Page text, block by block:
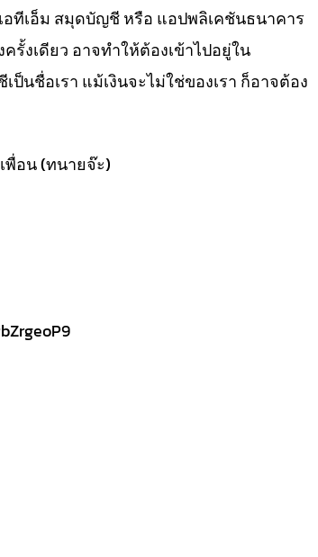
ทีเอ็ม สมุดบัญชี หรือ แอปพลิเคชันธนาคาร
รั้งเดียว อาจทำให้ต้องเข้าไปอยู่ใน
นชื่อเรา แม้เงินจะไม่ใช่ของเรา ก็อาจต้อง
พื่อน (ทนายจ๊ะ)